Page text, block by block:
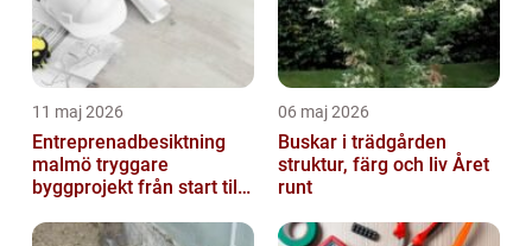
11 maj 2026
Entreprenadbesiktning
malmö tryggare
byggprojekt från start till
06 maj 2026
Buskar i trädgården
struktur, färg och liv Året
runt